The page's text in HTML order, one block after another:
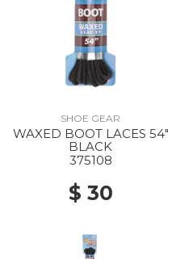
SHOE GEAR
WAXED BOOT LACES 54"
BLACK
375108
$ 30